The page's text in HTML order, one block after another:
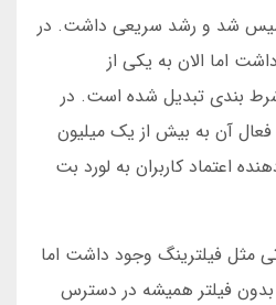
در سال 1395 تأسیس شد و رشد سریعی داشت. در
اما الان به یکی از
بندی تبدیل شده است. در
کاربران فعال آن به بیش از یک میلیون
اعتماد کاربران به لورد بت
مثل فیلترینگ وجود داشت اما
فیلتر همیشه در دسترس